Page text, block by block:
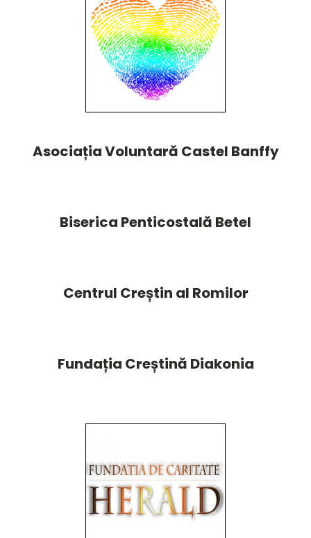
Asociația Voluntară Castel Banffy
Biserica Penticostală Betel
Centrul Creștin al Romilor
Fundația Creștină Diakonia